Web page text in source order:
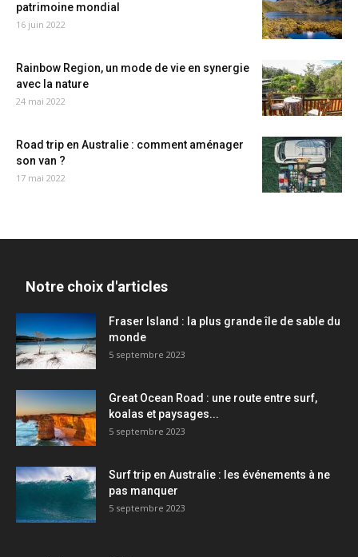
patrimoine mondial
16 juin 2022
Rainbow Region, un mode de vie en synergie
avec la nature
24 mai 2022
Road trip en Australie : comment aménager
son van ?
17 mai 2022
Notre choix d'articles
Fraser Island : la plus grande île de sable du
monde
5 septembre 2023
Great Ocean Road : une route entre surf,
koalas et paysages...
5 septembre 2023
Surf trip en Australie : les événements à ne
pas manquer
5 septembre 2023